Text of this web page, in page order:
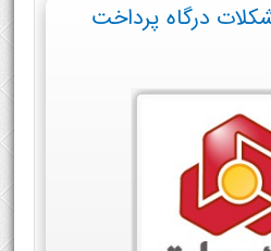
درگاه پرداخت